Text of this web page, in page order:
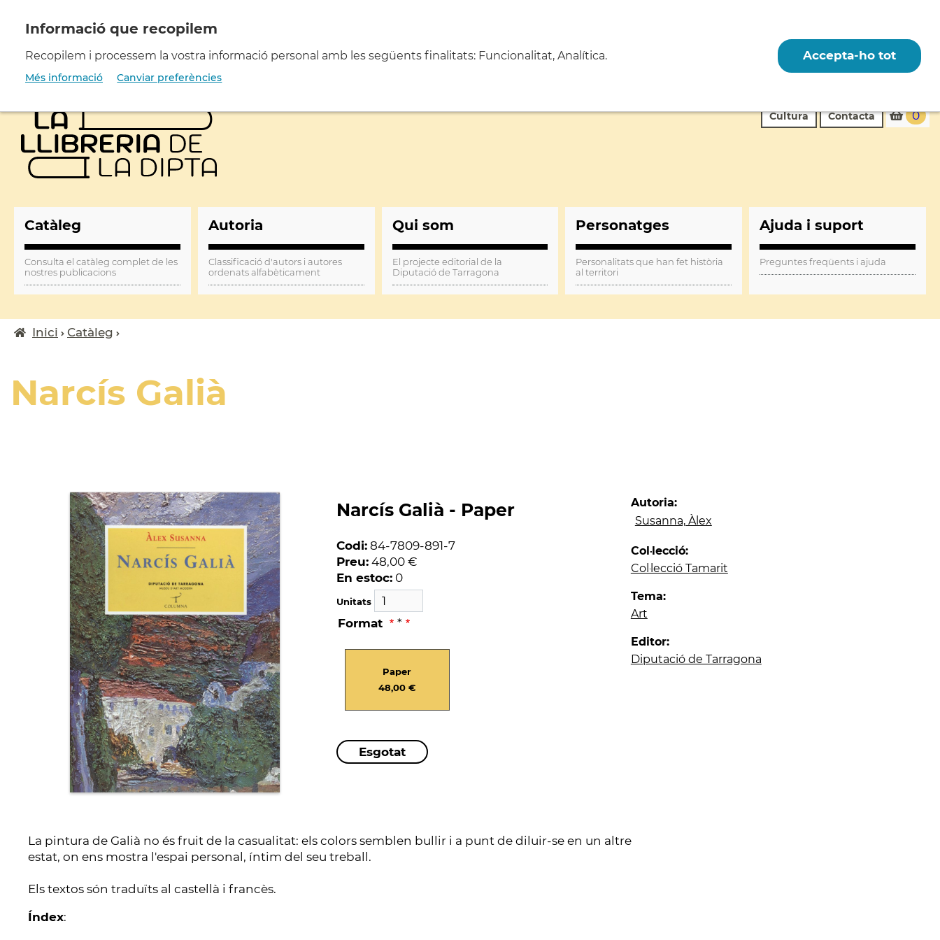
Cultura Contacta 0
Catàleg
Consulta el catàleg complet de les
nostres publicacions
Autoria
Classificació d'autors i autores
ordenats alfabèticament
Qui som
El projecte editorial de la
Diputació de Tarragona
Personatges
Personalitats que han fet història
al territori
Ajuda i suport
Preguntes freqüents i ajuda
Fil
Inici Catàleg
Narcís Galià
Narcís Galià - Paper
Codi: 84-7809-891-7
Preu: 48,00 €
En estoc: 0
Unitats
Format *
Paper
48,00 €
Autoria:
Susanna, Àlex
Col·lecció:
Col·lecció Tamarit
Tema:
Art
Editor:
Diputació de Tarragona
La pintura de Galià no és fruit de la casualitat: els colors semblen bullir i a punt de diluir-se en un altre
estat, on ens mostra l'espai personal, íntim del seu treball.
Els textos són traduïts al castellà i francès.
Índex:
Recopilem i processem la vostra informació personal amb les següents finalitats: Funcionalitat, Analítica.
Més informació Canviar preferències
Accepta-ho tot